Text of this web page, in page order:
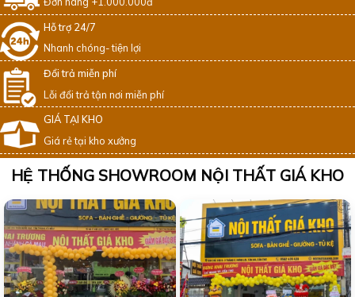
Hỗ trợ 24/7
Nhanh chóng- tiện lợi
Đổi trả miễn phí
Lỗi đổi trả tận nơi miễn phí
GIÁ TẠI KHO
Giá rẻ tại kho xưởng
HỆ THỐNG SHOWROOM NỘI THẤT GIÁ KHO